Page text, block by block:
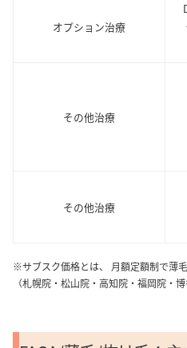
オプション治療
その他治療
その他治療
※サブスク価格とは、 月額定額制で薄
（札幌院・松山院・高知院・福岡院・